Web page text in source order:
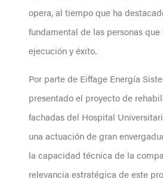
opera, al tiempo que ha
fundamental de las personas
ejecución y éxito.
Por parte de Eiffage Energía
presentado el proyecto de
fachadas del Hospital
una actuación de gran
la capacidad técnica de la
relevancia estratégica de este